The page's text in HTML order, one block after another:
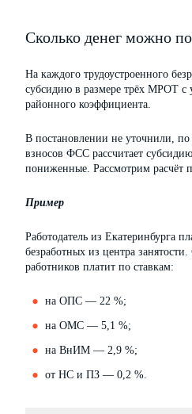
Сколько денег можно
На каждого трудоустроенного
субсидию в размере трёх МРОТ с
районного коэффициента.
В постановлении не уточнили, по
взносов ФСС рассчитает
пониженные. Рассмотрим расчёт
Пример
Работодатель из Екатеринбурга
безработных из центра
работников платит по ставкам:
на ОПС — 22 %;
на ОМС — 5,1 %;
на ВнИМ — 2,9 %;
от НС и ПЗ — 0,2 %.